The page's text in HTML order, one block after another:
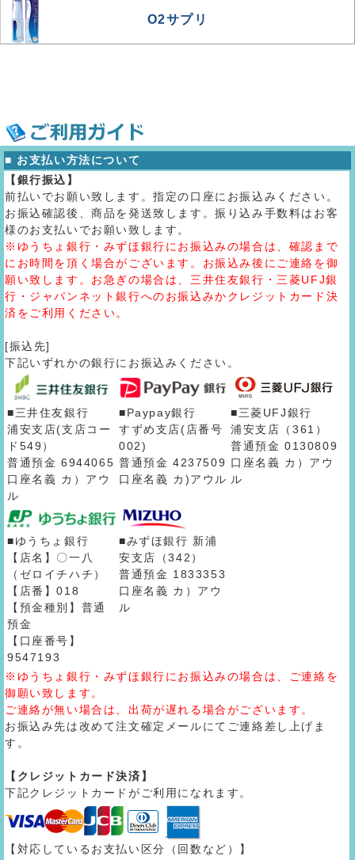
O2サプリ
■ お支払い方法について
【銀行振込】
前払いでお願い致します。指定の口座にお振込みください。
お振込確認後、商品を発送致します。振り込み手数料はお客
様のお支払いでお願い致します。
※ゆうちょ銀行・みずほ銀行にお振込みの場合は、確認まで
にお時間を頂く場合がございます。お振込み後にご連絡を御
願い致します。お急ぎの場合は、三井住友銀行・三菱UFJ銀
行・ジャパンネット銀行へのお振込みかクレジットカード決
済をご利用ください。
[振込先]
下記いずれかの銀行にお振込みください。
■三井住友銀行
浦安支店(支店コー
ド549）
普通預金 6944065
口座名義 カ）アウ
ル
■Paypay銀行
すずめ支店(店番号
002)
普通預金 4237509
口座名義 カ)アウル
■三菱UFJ銀行
浦安支店（361）
普通預金 0130809
口座名義 カ）アウ
ル
■ゆうちょ銀行
【店名】〇一八
（ゼロイチハチ）
【店番】018
【預金種別】普通
預金
【口座番号】
9547193
■みずほ銀行 新浦
安支店（342）
普通預金 1833353
口座名義 カ）アウ
ル
※ゆうちょ銀行・みずほ銀行にお振込みの場合は、ご連絡を
御願い致します。
ご連絡が無い場合は、出荷が遅れる場合がございます。
お振込み先は改めて注文確定メールにてご連絡差し上げま
す。
【クレジットカード決済】
下記クレジットカードがご利用になれます。
【対応しているお支払い区分（回数など）】